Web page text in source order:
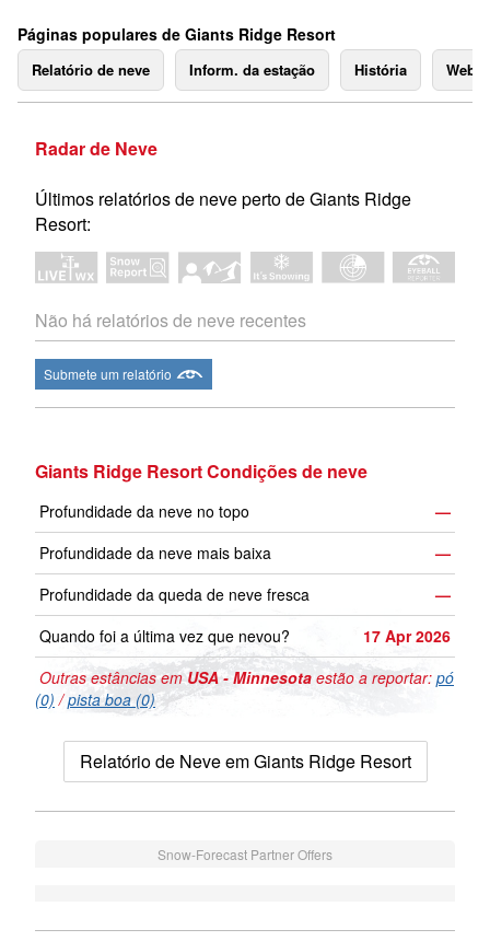
Páginas populares de Giants Ridge Resort
Relatório de neve Inform. da estação História
Radar de Neve
Últimos relatórios de neve perto de Giants Ridge
Resort:
Não há relatórios de neve recentes
Submete um relatório
Giants Ridge Resort Condições de neve
Profundidade da neve no topo
—
Profundidade da neve mais baixa
—
Profundidade da queda de neve fresca
—
Quando foi a última vez que nevou?
17 Apr 2026
Outras estâncias emUSA - Minnesota estão a reportar: pó
(0) /pista boa (0)
Relatório de Neve em Giants Ridge Resort
Snow-Forecast Partner Offers